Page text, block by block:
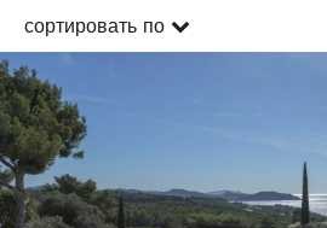
сортировать по